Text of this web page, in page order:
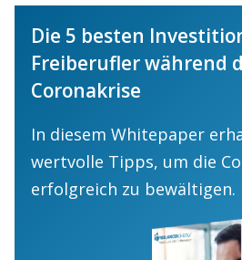
Die 5 besten
Freiberufler während
Coronakrise
In diesem Whitepaper
wertvolle Tipps, um die
erfolgreich zu bewältigen.